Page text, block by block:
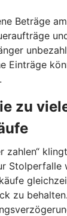
Beträge
Einträge
zu
zahlen“
Stolperfalle
zu